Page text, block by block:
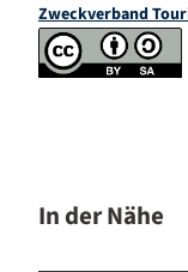
Zweckverband
In der Nähe